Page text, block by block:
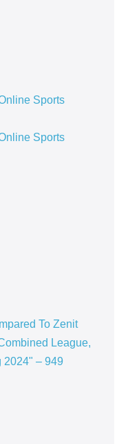
Sports
Sports
To Zenit
League,
2024" – 949